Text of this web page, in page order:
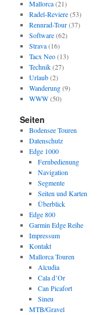
Mallorca(21)
Radel-Reviere(53)
Rennrad-Tour(37)
Software(62)
Strava(16)
Tacx Neo(13)
Technik(27)
Urlaub(2)
Wanderung(9)
WWW(50)
Seiten
Bodensee Touren
Datenschutz
Edge 1000
Fernbedienung
Navigation
Segmente
Seiten und Karten
Überblick
Edge 800
Garmin Edge Reihe
Impressum
Kontakt
Mallorca Touren
Alcudia
Cala d’Or
Can Picafort
Sineu
MTB/Gravel